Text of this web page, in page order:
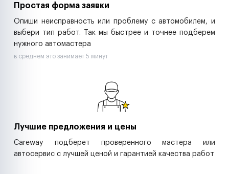
Простая форма заявки
Опиши неисправность или проблему с автомобилем, и
выбери тип работ. Так мы быстрее и точнее подберем
нужного автомастера
в среднем это занимает 5 минут
Лучшие предложения и цены
Careway подберет проверенного мастера или
автосервис с лучшей ценой и гарантией качества работ